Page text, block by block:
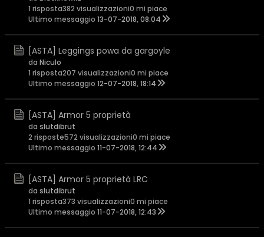
1 risposta382 visualizzazioni0 mi piace
Ultimo messaggio 13-07-2018, 08:04
[ASTA] Leggings powa da gargoyle
da Niculo
1 risposta207 visualizzazioni0 mi piace
Ultimo messaggio 12-07-2018, 18:14
[ASTA] Armor 5 proprietà
da slutdibrut
2 risposte572 visualizzazioni0 mi piace
Ultimo messaggio 11-07-2018, 12:44
[ASTA] Armor 5 proprietà LRC
da slutdibrut
1 risposta373 visualizzazioni0 mi piace
Ultimo messaggio 11-07-2018, 12:43